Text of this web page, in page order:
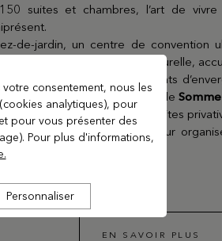
suites et chambres, l’art de
de-jardin, un centre de convention
salles baignées de lumière naturelle,
conférences et des événements
ce fut le cas en 2003 avec le
étage, sept luxueuses suites
et les Alpes, sont idéales pour
de direction.
EN SAVOIR PLUS
consentement, nous les
analytiques), pour
pour vous présenter des
Pour plus d'informations,
Personnaliser